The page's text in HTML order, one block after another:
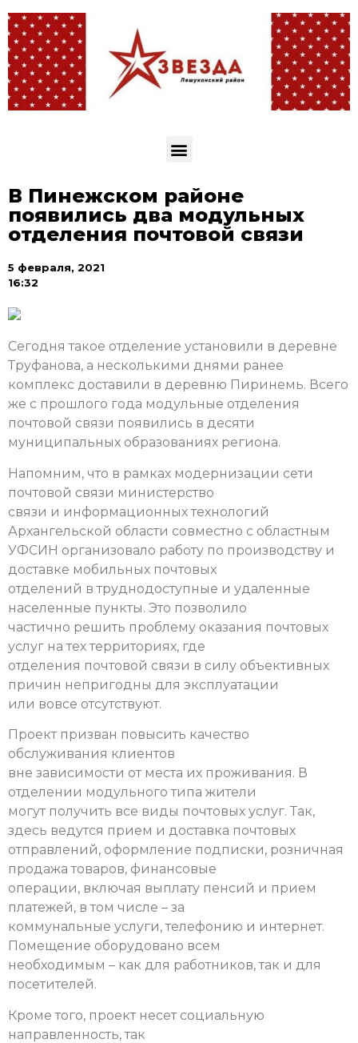
В Пинежском районе
появились два модульных
отделения почтовой связи
5 февраля, 2021
16:32
Сегодня такое отделение установили в деревне
Труфанова, а несколькими днями ранее
комплекс доставили в деревню Пиринемь. Всего
же с прошлого года модульные отделения
почтовой связи появились в десяти
муниципальных образованиях региона.
Напомним, что в рамках модернизации сети
почтовой связи министерство
связи и информационных технологий
Архангельской области совместно с областным
УФСИН организовало работу по производству и
доставке мобильных почтовых
отделений в труднодоступные и удаленные
населенные пункты. Это позволило
частично решить проблему оказания почтовых
услуг на тех территориях, где
отделения почтовой связи в силу объективных
причин непригодны для эксплуатации
или вовсе отсутствуют.
Проект призван повысить качество
обслуживания клиентов
вне зависимости от места их проживания. В
отделении модульного типа жители
могут получить все виды почтовых услуг. Так,
здесь ведутся прием и доставка почтовых
отправлений, оформление подписки, розничная
продажа товаров, финансовые
операции, включая выплату пенсий и прием
платежей, в том числе – за
коммунальные услуги, телефонию и интернет.
Помещение оборудовано всем
необходимым – как для работников, так и для
посетителей.
Кроме того, проект несет социальную
направленность, так